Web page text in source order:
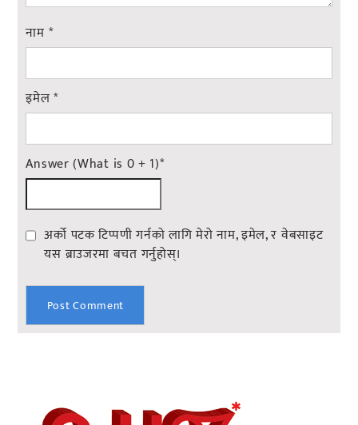
नाम *
इमेल*
Answer (What is 0 + 1)*
अर्को पटक टिप्पणी गर्नको लागि मेरो नाम, इमेल, र वेबसाइट
यस ब्राउजरमा बचत गर्नुहोस्।